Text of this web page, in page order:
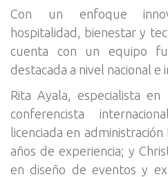
Con un enfoque
hospitalidad, bienestar y
cuenta con un equipo
destacada a nivel nacional e
Rita Ayala, especialista
conferencista
licenciada en
años de experiencia; y
en diseño de eventos y